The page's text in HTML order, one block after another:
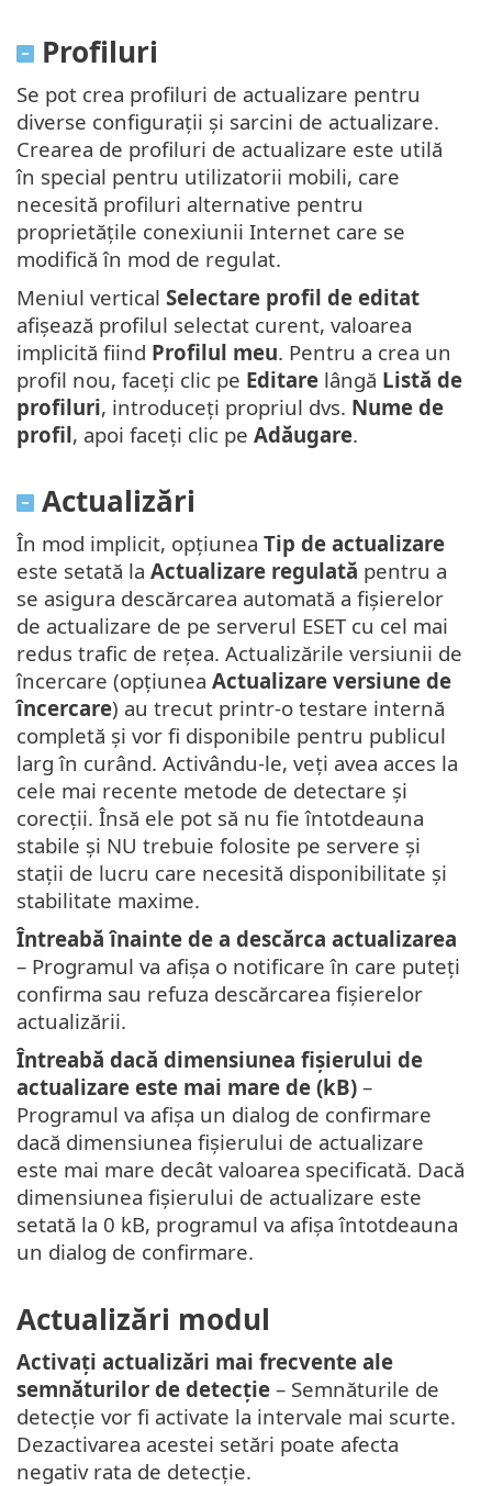
Profiluri
Se pot crea profiluri de actualizare pentru
diverse configurații și sarcini de actualizare.
Crearea de profiluri de actualizare este utilă
în special pentru utilizatorii mobili, care
necesită profiluri alternative pentru
proprietățile conexiunii Internet care se
modifică în mod de regulat.
Meniul vertical Selectare profil de editat
afișează profilul selectat curent, valoarea
implicită fiind Profilul meu. Pentru a crea un
profil nou, faceți clic pe Editare lângă Listă de
profiluri, introduceți propriul dvs. Nume de
profil, apoi faceți clic pe Adăugare.
Actualizări
În mod implicit, opțiunea Tip de actualizare
este setată la Actualizare regulată pentru a
se asigura descărcarea automată a fișierelor
de actualizare de pe serverul ESET cu cel mai
redus trafic de rețea. Actualizările versiunii de
încercare (opțiunea Actualizare versiune de
încercare) au trecut printr-o testare internă
completă și vor fi disponibile pentru publicul
larg în curând. Activându-le, veți avea acces la
cele mai recente metode de detectare și
corecții. Însă ele pot să nu fie întotdeauna
stabile și NU trebuie folosite pe servere și
stații de lucru care necesită disponibilitate și
stabilitate maxime.
Întreabă înainte de a descărca actualizarea
– Programul va afișa o notificare în care puteți
confirma sau refuza descărcarea fișierelor
actualizării.
Întreabă dacă dimensiunea fișierului de
actualizare este mai mare de (kB) –
Programul va afișa un dialog de confirmare
dacă dimensiunea fișierului de actualizare
este mai mare decât valoarea specificată. Dacă
dimensiunea fișierului de actualizare este
setată la 0 kB, programul va afișa întotdeauna
un dialog de confirmare.
Actualizări modul
Activați actualizări mai frecvente ale
semnăturilor de detecție – Semnăturile de
detecție vor fi activate la intervale mai scurte.
Dezactivarea acestei setări poate afecta
negativ rata de detecție.